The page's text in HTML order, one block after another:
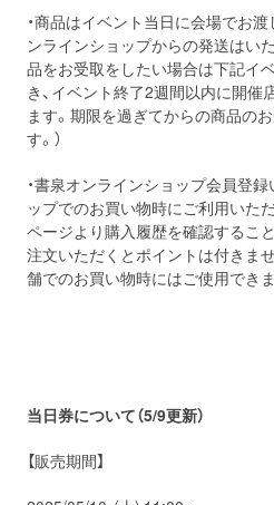
・商品はイベント当日に会場でお渡
ンラインショップからの発送はい
品をお受取をしたい場合は下記イ
き、イベント終了2週間以内に開催
ます。期限を過ぎてからの商品の
す。）
・書泉オンラインショップ会員登
ップでのお買い物時にご利用いた
ページより購入履歴を確認するこ
注文いただくとポイントは付きま
舗でのお買い物時にはご使用できま
当日券について（5/9更新）
【販売期間】